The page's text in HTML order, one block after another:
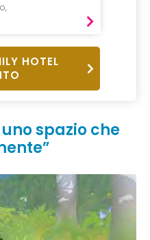
HOTEL
uno spazio che